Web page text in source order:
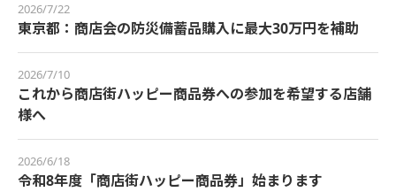
2026/7/22
東京都：商店会の防災備蓄品購入に最大30万円を補助
2026/7/10
これから商店街ハッピー商品券への参加を希望する店舗
様へ
2026/6/18
令和8年度「商店街ハッピー商品券」始まります